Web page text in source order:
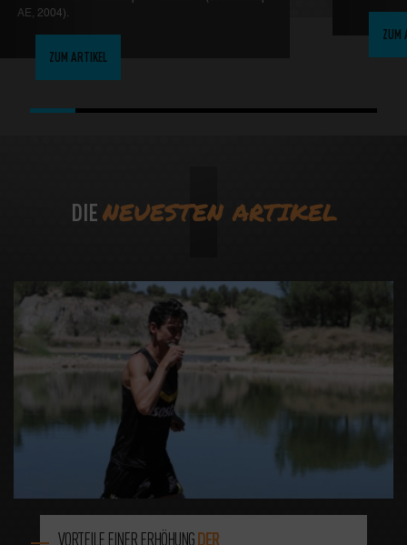
AE, 2004).
ZUM ARTIKEL
ZUM
DIE NEUESTEN ARTIKEL
VORTEILE EINER ERHÖHUNGDER